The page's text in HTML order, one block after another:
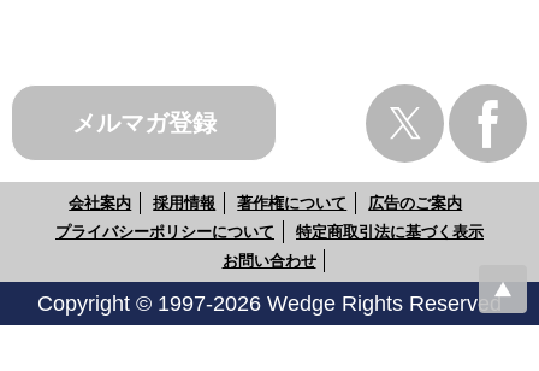
メルマガ登録
会社案内 採用情報 著作権について
広告のご案内
プライバシーポリシーについて
特定商取引法に基づく表示
お問い合わせ
Copyright © 1997-2026 Wedge Rights Reserved